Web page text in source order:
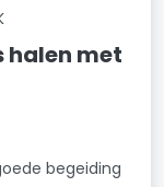
halen met
begeiding